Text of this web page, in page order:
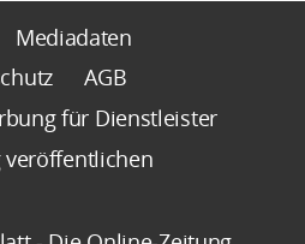
Mediadaten
AGB
für Dienstleister
veröffentlichen